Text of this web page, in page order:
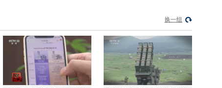
换一组